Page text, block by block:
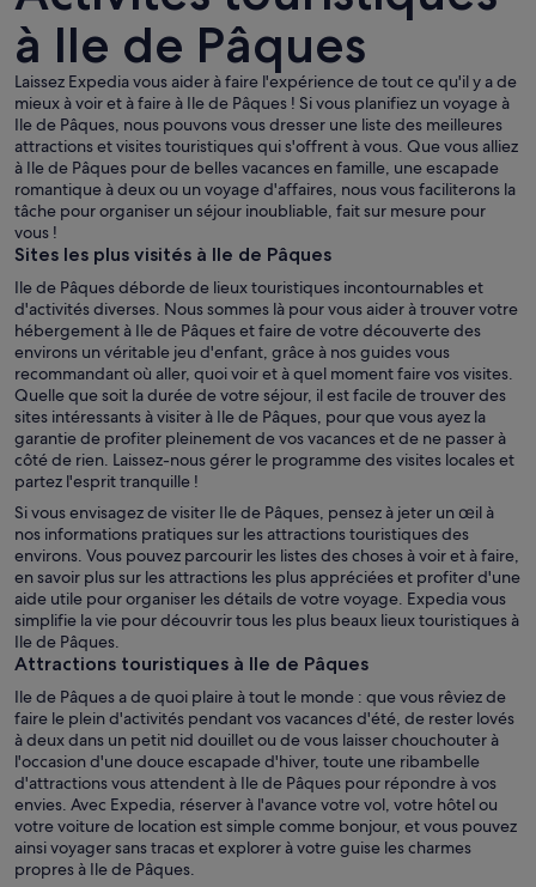
Une rangée de statues Moaï sur l’île
à Ile de Pâques
Laissez Expedia vous aider à faire l'expérience de tout ce qu'il y a de
mieux à voir et à faire à Ile de Pâques ! Si vous planifiez un voyage à
Ile de Pâques, nous pouvons vous dresser une liste des meilleures
attractions et visites touristiques qui s'offrent à vous. Que vous alliez
à Ile de Pâques pour de belles vacances en famille, une escapade
romantique à deux ou un voyage d'affaires, nous vous faciliterons la
tâche pour organiser un séjour inoubliable, fait sur mesure pour
vous !
Sites les plus visités à Ile de Pâques
Ile de Pâques déborde de lieux touristiques incontournables et
d'activités diverses. Nous sommes là pour vous aider à trouver votre
hébergement à Ile de Pâques et faire de votre découverte des
environs un véritable jeu d'enfant, grâce à nos guides vous
recommandant où aller, quoi voir et à quel moment faire vos visites.
Quelle que soit la durée de votre séjour, il est facile de trouver des
sites intéressants à visiter à Ile de Pâques, pour que vous ayez la
garantie de profiter pleinement de vos vacances et de ne passer à
côté de rien. Laissez-nous gérer le programme des visites locales et
partez l'esprit tranquille !
Si vous envisagez de visiter Ile de Pâques, pensez à jeter un œil à
nos informations pratiques sur les attractions touristiques des
environs. Vous pouvez parcourir les listes des choses à voir et à faire,
en savoir plus sur les attractions les plus appréciées et profiter d'une
aide utile pour organiser les détails de votre voyage. Expedia vous
simplifie la vie pour découvrir tous les plus beaux lieux touristiques à
Ile de Pâques.
Attractions touristiques à Ile de Pâques
Ile de Pâques a de quoi plaire à tout le monde : que vous rêviez de
faire le plein d'activités pendant vos vacances d'été, de rester lovés
à deux dans un petit nid douillet ou de vous laisser chouchouter à
l'occasion d'une douce escapade d'hiver, toute une ribambelle
d'attractions vous attendent à Ile de Pâques pour répondre à vos
envies. Avec Expedia, réserver à l'avance votre vol, votre hôtel ou
votre voiture de location est simple comme bonjour, et vous pouvez
ainsi voyager sans tracas et explorer à votre guise les charmes
propres à Ile de Pâques.